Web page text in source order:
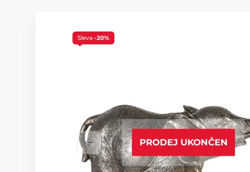
PRODEJ UKONČEN
Sleva -20%